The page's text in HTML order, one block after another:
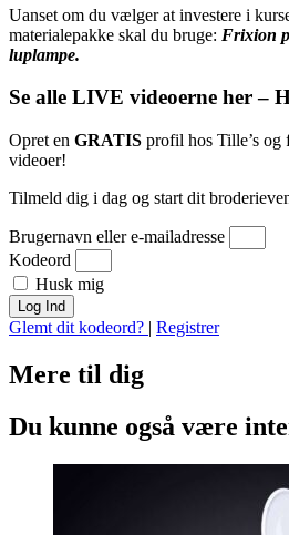
Uanset om du vælger at investere i
materialepakke skal du bruge: Frixion
luplampe.
Se alle LIVE videoerne her –
Opret en GRATIS profil hos Tille’s og
videoer!
Tilmeld dig i dag og start dit
Brugernavn eller e-mailadresse
Kodeord
Husk mig
Log Ind
Glemt dit kodeord? | Registrer
Mere til dig
Du kunne også være